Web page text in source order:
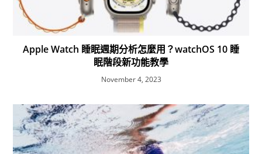
Apple Watch 睡眠週期分析怎麼用？watchOS 10 睡
眠階段新功能教學
November 4, 2023